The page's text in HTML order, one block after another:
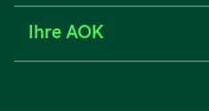
Ihre AOK